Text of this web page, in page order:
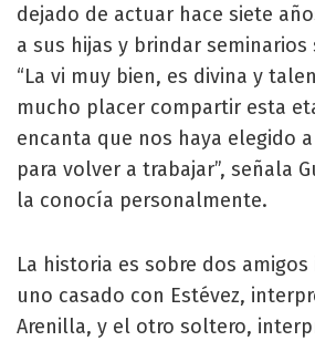
dejado de actuar hace siete
a sus hijas y brindar
“La vi muy bien, es divina y
mucho placer compartir esta
encanta que nos haya elegido
para volver a trabajar”, señala
la conocía personalmente.
La historia es sobre dos
uno casado con Estévez,
Arenilla, y el otro soltero,